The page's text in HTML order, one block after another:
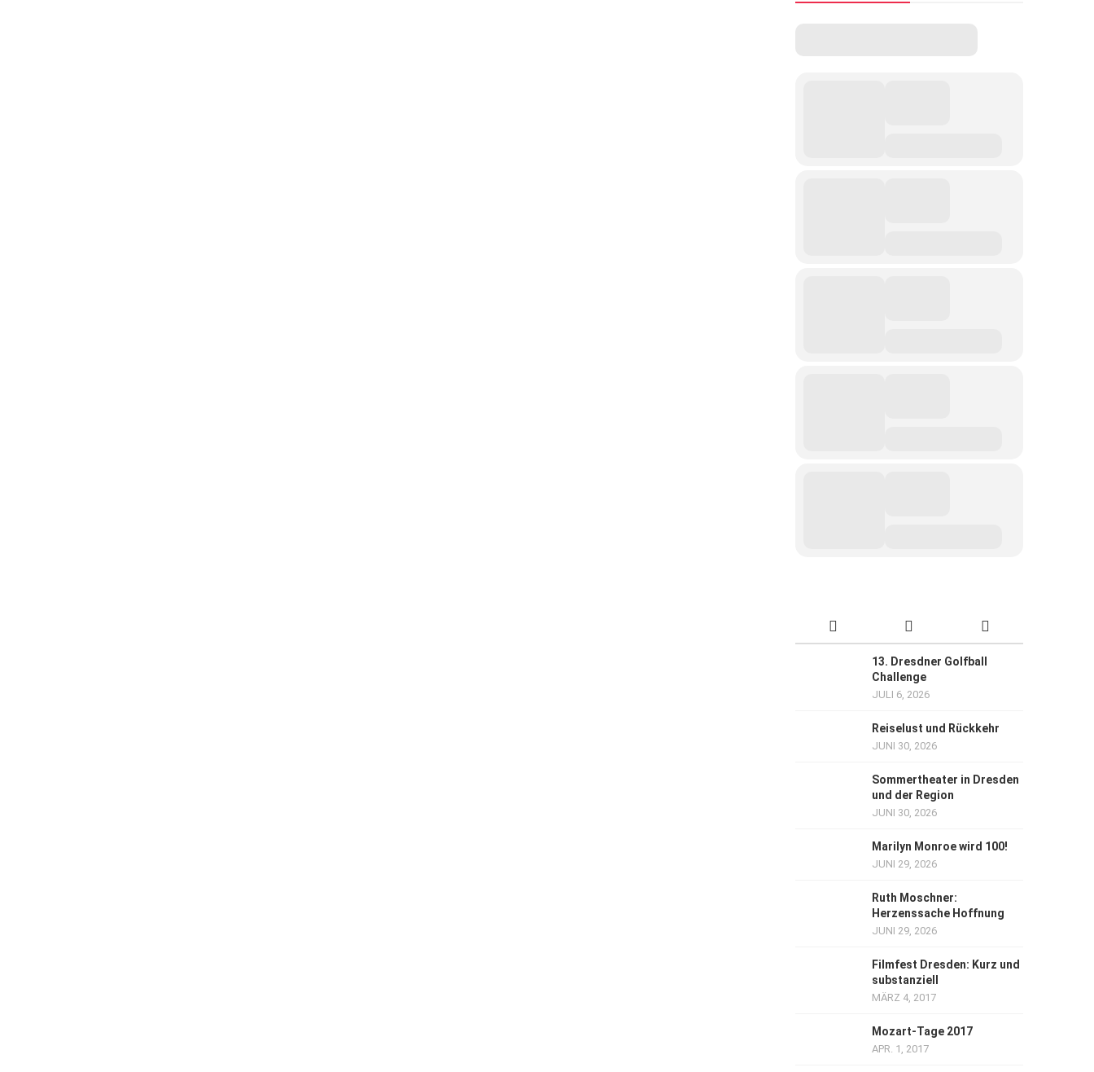
13. Dresdner Golfball
Challenge
JULI 6, 2026
Reiselust und Rückkehr
JUNI 30, 2026
Sommertheater in Dresden
und der Region
JUNI 30, 2026
Marilyn Monroe wird 100!
JUNI 29, 2026
Ruth Moschner:
Herzenssache Hoffnung
JUNI 29, 2026
Filmfest Dresden: Kurz und
substanziell
MÄRZ 4, 2017
Mozart-Tage 2017
APR. 1, 2017